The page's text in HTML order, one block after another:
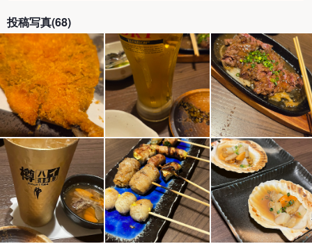
投稿写真(68)